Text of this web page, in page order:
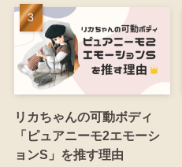
リカちゃんの可動ボディ
「ピュアニーモ2エモーシ
ョンS」を推す理由